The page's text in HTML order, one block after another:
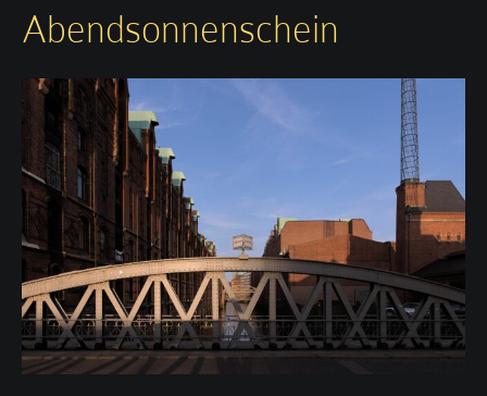
Abendsonnenschein